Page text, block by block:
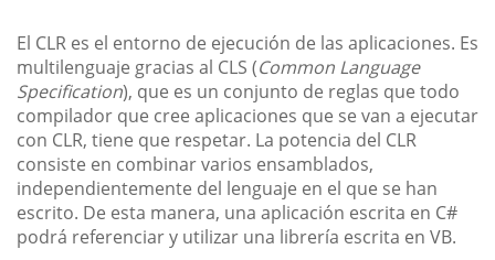
El CLR es el entorno de ejecución de las aplicaciones. Es
multilenguaje gracias al CLS (Common Language
Specification), que es un conjunto de reglas que todo
compilador que cree aplicaciones que se van a ejecutar
con CLR, tiene que respetar. La potencia del CLR
consiste en combinar varios ensamblados,
independientemente del lenguaje en el que se han
escrito. De esta manera, una aplicación escrita en C#
podrá referenciar y utilizar una librería escrita en VB.